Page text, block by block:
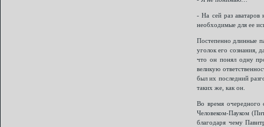
- На сей раз аватаров
необходимые для ее
Постепенно длинные
уголок его сознания,
что он понял одну
великую
был их последний
таких же, как он.
Во время очередного
Человеком-Пауком
благодаря чему